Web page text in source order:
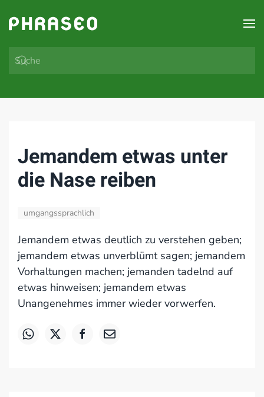
Zum Hauptinhalt springen
Jemandem etwas unter
die Nase reiben
umgangssprachlich
Jemandem etwas deutlich zu verstehen geben;
jemandem etwas unverblümt sagen; jemandem
Vorhaltungen machen; jemanden tadelnd auf
etwas hinweisen; jemandem etwas
Unangenehmes immer wieder vorwerfen.